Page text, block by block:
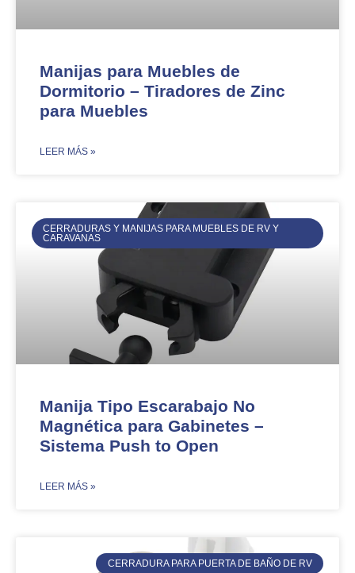
Manijas para Muebles de
Dormitorio – Tiradores de Zinc
para Muebles
​LEER MÁS »
CERRADURAS Y MANIJAS PARA MUEBLES DE RV Y
CARAVANAS
Manija Tipo Escarabajo No
Magnética para Gabinetes –
Sistema Push to Open​​
​LEER MÁS »
CERRADURA PARA PUERTA DE BAÑO DE RV